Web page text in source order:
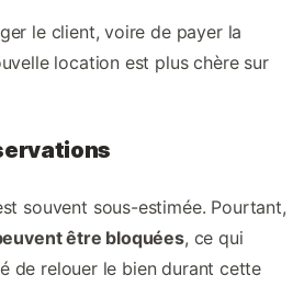
le client, voire de payer la
location est plus chère sur
souvent sous-estimée. Pourtant,
être bloquées, ce qui
de relouer le bien durant cette